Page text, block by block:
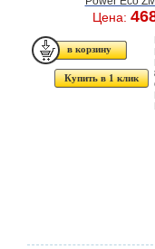
Цена:
Купить в 1 клик